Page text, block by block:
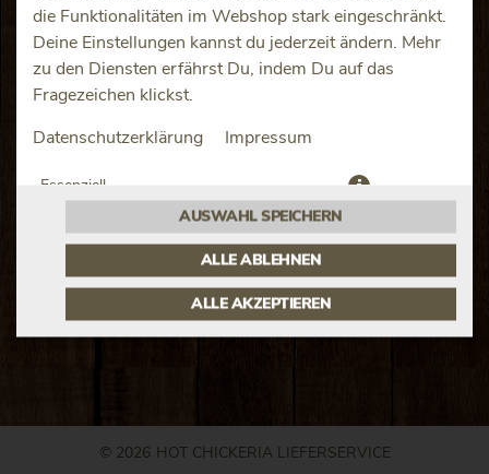
die Funktionalitäten im Webshop stark eingeschränkt.
Deine Einstellungen kannst du jederzeit ändern. Mehr
zu den Diensten erfährst Du, indem Du auf das
Fragezeichen klickst.
Datenschutzerklärung Impressum
Essenziell
AUSWAHL SPEICHERN
ALLE ABLEHNEN
ALLE AKZEPTIEREN
Keksstückchen, gesalzene Karamelsauce.
JETZT BESTELLEN
© 2026 HOT CHICKERIA LIEFERSERVICE